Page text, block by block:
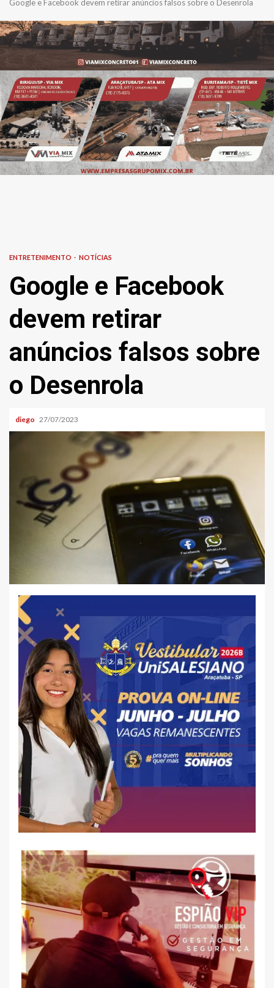
Google e Facebook devem retirar anúncios falsos sobre o Desenrola
ENTRETENIMENTO NOTÍCIAS
Google e Facebook
devem retirar
anúncios falsos sobre
o Desenrola
diego 27/07/2023